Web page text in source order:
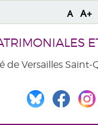
A A+
de Versailles